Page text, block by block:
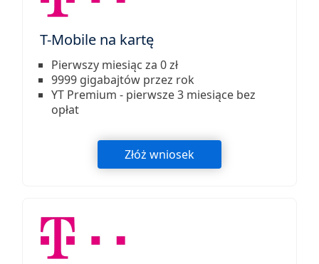
T-Mobile na kartę
Pierwszy miesiąc za 0 zł
9999 gigabajtów przez rok
YT Premium - pierwsze 3 miesiące bez
opłat
Złóż wniosek